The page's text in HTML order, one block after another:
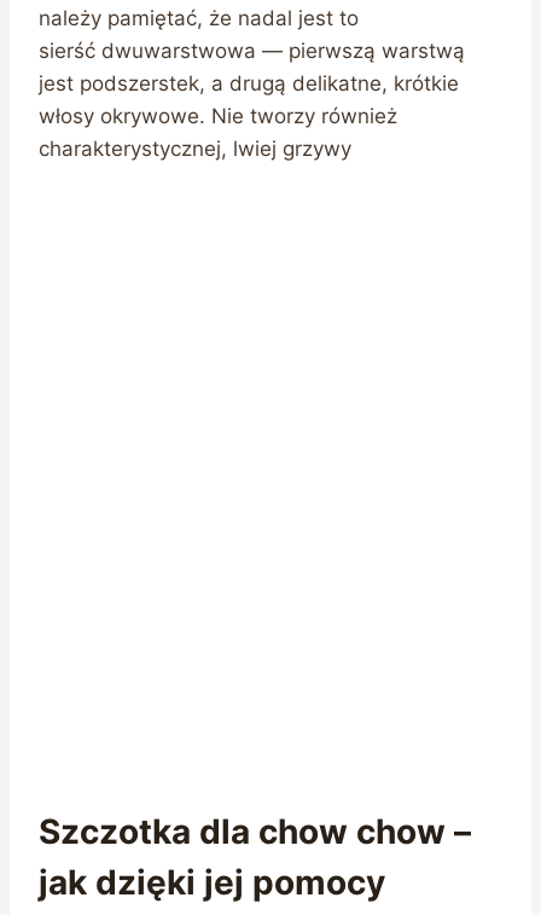
należy pamiętać, że nadal jest to
sierść dwuwarstwowa — pierwszą warstwą
jest podszerstek, a drugą delikatne, krótkie
włosy okrywowe. Nie tworzy również
charakterystycznej, lwiej grzywy
Szczotka dla chow chow –
jak dzięki jej pomocy